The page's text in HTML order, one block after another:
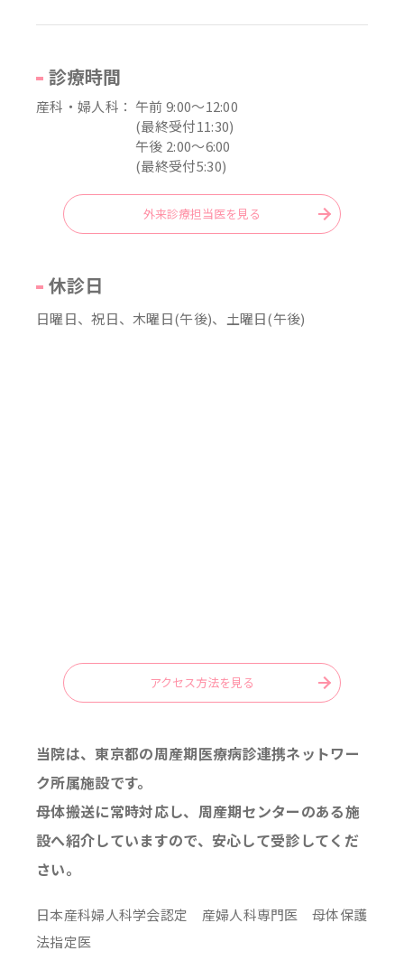
診療時間
産科・婦人科： 午前 9:00～12:00
(最終受付11:30)
午後 2:00～6:00
(最終受付5:30)
外来診療担当医を見る
休診日
日曜日、祝日、木曜日(午後)、土曜日(午後)
アクセス方法を見る
当院は、東京都の周産期医療病診連携ネットワー
ク所属施設です。
母体搬送に常時対応し、周産期センターのある施
設へ紹介していますので、安心して受診してくだ
さい。
日本産科婦人科学会認定 産婦人科専門医 母体保護
法指定医